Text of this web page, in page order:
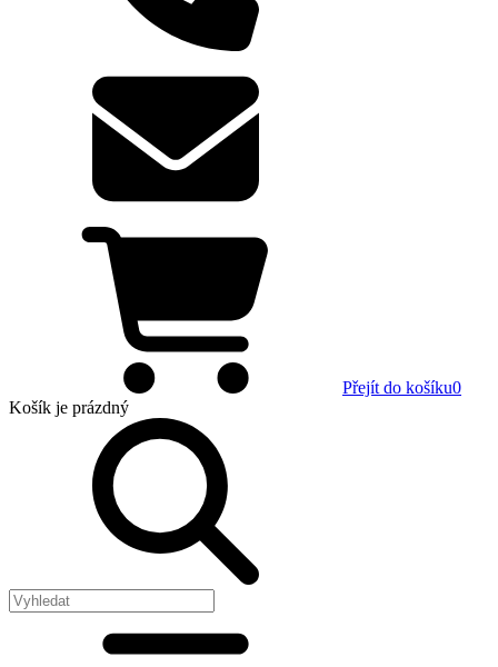
Přejít do košíku0
Košík je prázdný